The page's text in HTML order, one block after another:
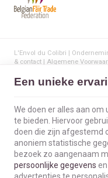
L'Envol du Colibri |
& contact | Algemene
Verwerking van uw gegevens
© Copyright 2023-2026 - E-net
Een unieke
We doen er alles aan om
te bieden. Hiervoor
doen die zijn afgestemd
anoniem statistische
bezoek zo aangenaam
persoonlijke gegevens en